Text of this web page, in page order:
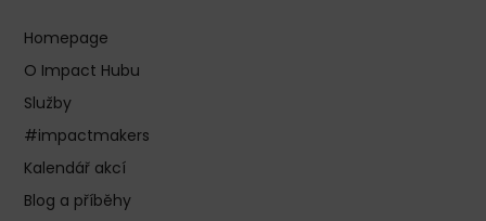
Homepage
O Impact Hubu
Služby
#impactmakers
Kalendář akcí
Blog a příběhy